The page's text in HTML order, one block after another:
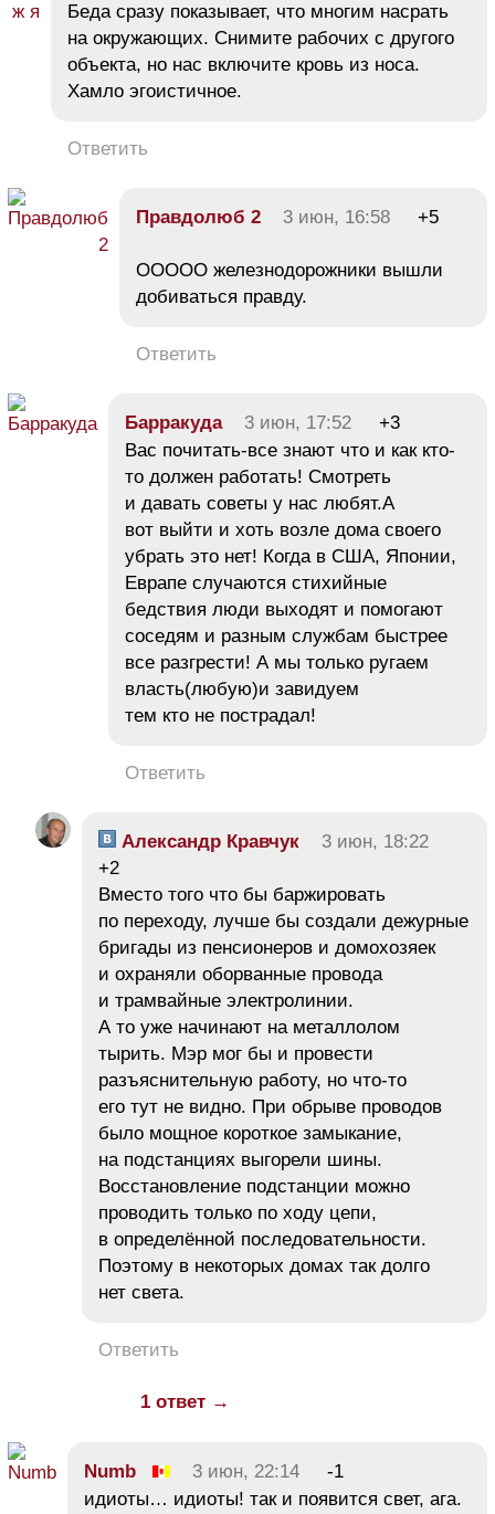
Беда сразу показывает, что многим насрать
на окружающих. Снимите рабочих с другого
объекта, но нас включите кровь из носа.
Хамло эгоистичное.
Ответить
Правдолюб 2 3 июн, 16:58 +5
ООООО железнодорожники вышли
добиваться правду.
Ответить
Барракуда 3 июн, 17:52
+3
Вас почитать-все знают что и как кто-
то должен работать! Смотреть
и давать советы у нас любят.А
вот выйти и хоть возле дома своего
убрать это нет! Когда в США, Японии,
Еврапе случаются стихийные
бедствия люди выходят и помогают
соседям и разным службам быстрее
все разгрести! А мы только ругаем
власть(любую)и завидуем
тем кто не пострадал!
Ответить
Александр Кравчук
3 июн, 18:22
+2
Вместо того что бы баржировать
по переходу, лучше бы создали дежурные
бригады из пенсионеров и домохозяек
и охраняли оборванные провода
и трамвайные электролинии.
А то уже начинают на металлолом
тырить. Мэр мог бы и провести
разъяснительную работу, но что-то
его тут не видно. При обрыве проводов
было мощное короткое замыкание,
на подстанциях выгорели шины.
Восстановление подстанции можно
проводить только по ходу цепи,
в определённой последовательности.
Поэтому в некоторых домах так долго
нет света.
Ответить
1 ответ →
Numb 3 июн, 22:14
-1
идиоты… идиоты! так и появится свет, ага.